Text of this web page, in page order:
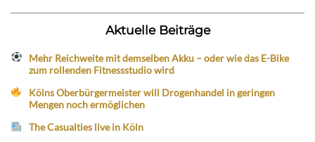
Aktuelle Beiträge
Mehr Reichweite mit demselben Akku – oder wie das E-Bike
zum rollenden Fitnessstudio wird
Kölns Oberbürgermeister will Drogenhandel in geringen
Mengen noch ermöglichen
The Casualties live in Köln